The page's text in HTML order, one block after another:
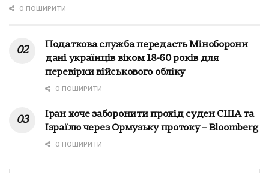
0 ПОШИРИТИ
Податкова служба передасть Міноборони
дані українців віком 18-60 років для
перевірки військового обліку
0 ПОШИРИТИ
Іран хоче заборонити прохід суден США та
Ізраїлю через Ормузьку протоку – Bloomberg
0 ПОШИРИТИ